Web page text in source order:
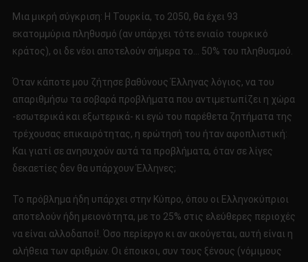
Μια μικρή σύγκριση: Η Τουρκία, το 2050, θα έχει 93
εκατομμύρια πληθυσμό (αν υπάρχει τότε ενιαίο τουρκικό
κράτος), οι δε νέοι αποτελούν σήμερα το… 50% του πληθυσμού.
Όταν κάποτε μου ζήτησε βαθύνους Έλληνας λόγιος, να του
απαριθμήσω τα σοβαρά προβλήματα που αντιμετωπίζει η χώρα
-εσωτερικά και εξωτερικά- κι εγώ του παρέθετα ζητήματα της
τρέχουσας επικαιρότητας, η ερώτησή του ήταν αφοπλιστική:
Και γιατί σε ανησυχούν αυτά τα προβλήματα, όταν σε λίγες
δεκαετίες δεν θα υπάρχουν Έλληνες;
Το πρόβλημα ήδη υπάρχει στην Κύπρο, όπου οι Ελληνοκύπριοι
αποτελούν ήδη μειονότητα, με το 25% στις ελεύθερες περιοχές
να είναι αλλοδαποί!. Όσο περίεργο κι αν ακούγεται, αυτή είναι η
αλήθεια των αριθμών. Οι έποικοι, συν τους ξένους (νόμιμους